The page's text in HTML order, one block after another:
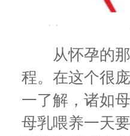
从怀孕的那
程。在这个很
一了解，诸如
母乳喂养一天